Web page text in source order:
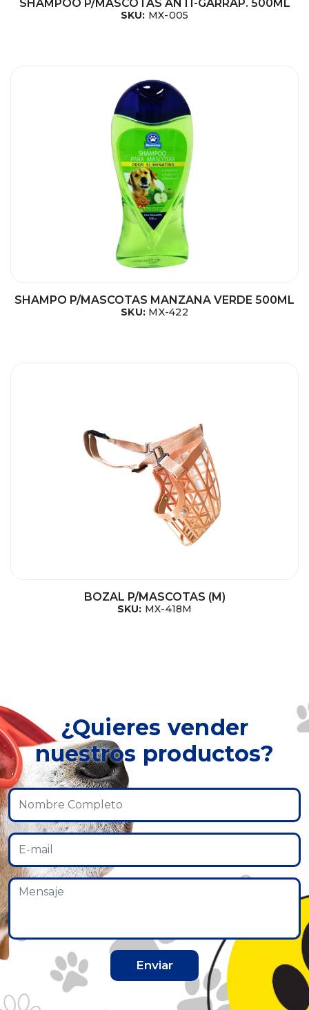
SHAMPOO P/MASCOTAS ANTI-GARRAP. 500ML
SKU: MX-005
SHAMPO P/MASCOTAS MANZANA VERDE 500ML
SKU: MX-422
BOZAL P/MASCOTAS (M)
SKU: MX-418M
¿Quieres vender
nuestros productos?
Enviar